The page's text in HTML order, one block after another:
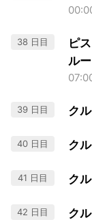
38 日目
ピ
ルー
39 日目 ク
40 日目 ク
41 日目 ク
42 日目 ク